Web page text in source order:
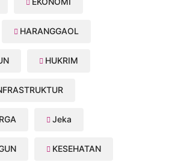
HARANGGAOL
HUKRIM
Jeka
KESEHATAN